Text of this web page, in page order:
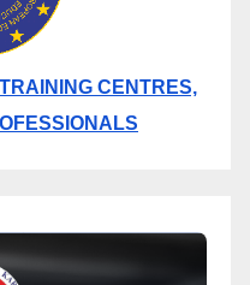
CENTRES,